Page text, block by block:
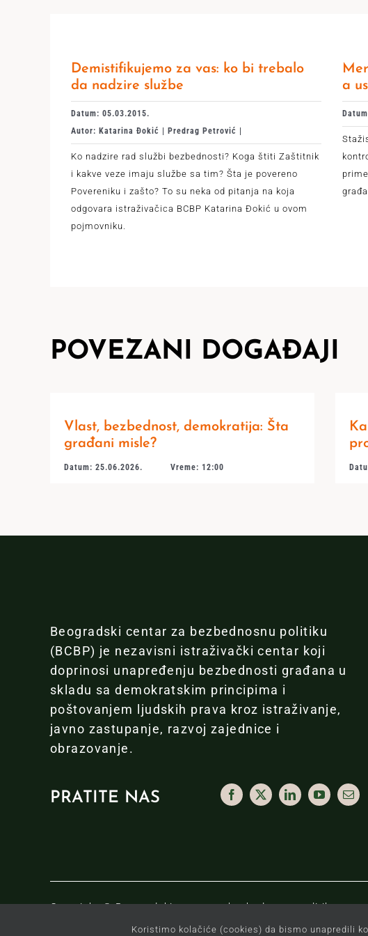
Demistifikujemo za vas: ko bi trebalo
da nadzire službe
Datum: 05.03.2015.
Autor: Katarina Đokić | Predrag Petrović |
Ko nadzire rad službi bezbednosti? Koga štiti Zaštitnik
i kakve veze imaju službe sa tim? Šta je povereno
Povereniku i zašto? To su neka od pitanja na koja
odgovara istraživačica BCBP Katarina Đokić u ovom
pojmovniku.
a
POVEZANI DOGAĐAJI
Vlast, bezbednost, demokratija: Šta
građani misle?
Datum: 25.06.2026. Vreme: 12:00
Beogradski centar za bezbednosnu politiku
(BCBP) je nezavisni istraživački centar koji
doprinosi unapređenju bezbednosti građana u
skladu sa demokratskim principima i
poštovanjem ljudskih prava kroz istraživanje,
javno zastupanje, razvoj zajednice i
obrazovanje.
PRATITE NAS
Copyright © Beogradski centar za bezbednosnu politiku.
Koristimo kolačiće (cookies) da bismo unapredili